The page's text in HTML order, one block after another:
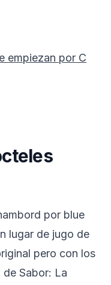
empiezan por C
por blue
lugar de jugo de
pero con los
de Sabor: La